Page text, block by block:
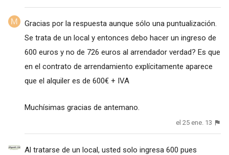
Gracias por la respuesta aunque sólo una puntualización.
Se trata de un local y entonces debo hacer un ingreso de
600 euros y no de 726 euros al arrendador verdad? Es que
en el contrato de arrendamiento explícitamente aparece
que el alquiler es de 600€ + IVA
Muchísimas gracias de antemano.
el 25 ene. 13
Al tratarse de un local, usted solo ingresa 600 pues